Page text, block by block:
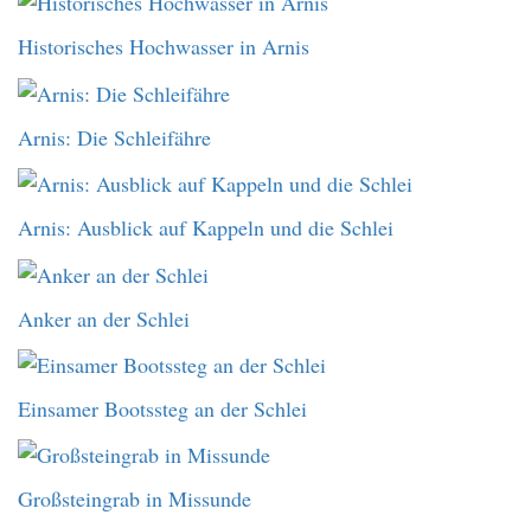
Historisches Hochwasser in Arnis
Arnis: Die Schleifähre
Arnis: Ausblick auf Kappeln und die Schlei
Anker an der Schlei
Einsamer Bootssteg an der Schlei
Großsteingrab in Missunde